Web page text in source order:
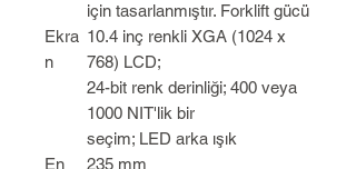
için tasarlanmıştır. Forklift gücü
Ekra
n
10.4 inç renkli XGA (1024 x
768) LCD;
24-bit renk derinliği; 400 veya
1000 NIT'lik bir
seçim; LED arka ışık
En
235 mm